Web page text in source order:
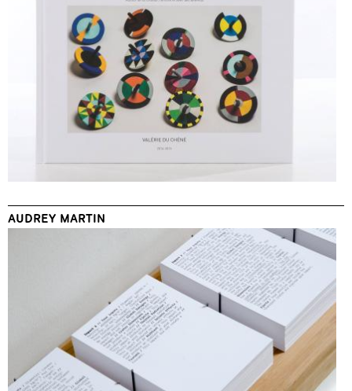
AUDREY MARTIN